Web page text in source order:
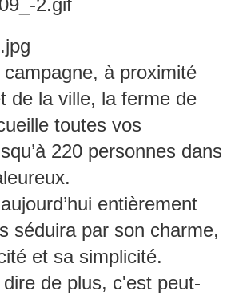
à proximité
de la ville, la ferme de
toutes vos
220 personnes dans
entièrement
séduira par son charme,
et sa simplicité.
de plus, c'est peut-